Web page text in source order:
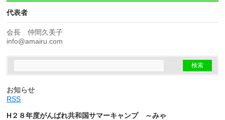
代表者
会長 仲間久美子
info@amairu.com
お知らせ
RSS
H２８年度がんばれ共和国サマーキャンプ ～みゃ